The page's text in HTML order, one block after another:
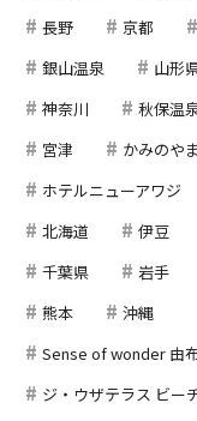
長野
京都
銀山温泉
山形
神奈川
秋保温
宮津
かみのや
ホテルニューアワジ
北海道
伊豆
千葉県
岩手
熊本
沖縄
Sense of wonder 由
ジ・ウザテラス ビー